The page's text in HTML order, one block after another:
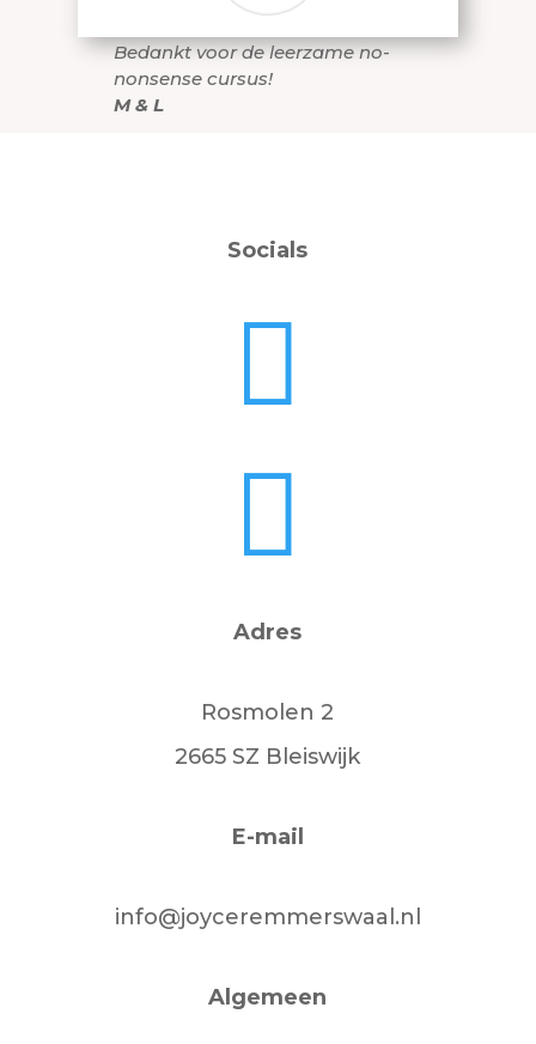
Bedankt voor de leerzame no-
nonsense cursus!
M & L
Socials


Adres
Rosmolen 2
2665 SZ Bleiswijk
E-mail
info@joyceremmerswaal.nl
Algemeen